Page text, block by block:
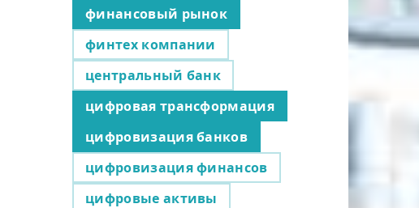
финансовый рынок
финтех компании
центральный банк
цифровая трансформация
цифровизация банков
цифровизация финансов
цифровые активы